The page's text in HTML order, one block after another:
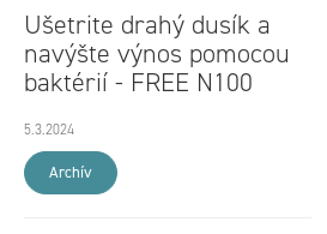
Ušetrite drahý dusík a
navýšte výnos pomocou
baktérií - FREE N100
5.3.2024
Archív